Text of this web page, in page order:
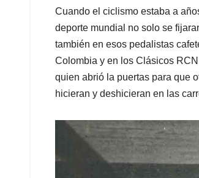
Cuando el ciclismo estaba a
deporte mundial no solo se
también en esos pedalistas
Colombia y en los Clásicos
quien abrió la puertas para que
hicieran y deshicieran en las